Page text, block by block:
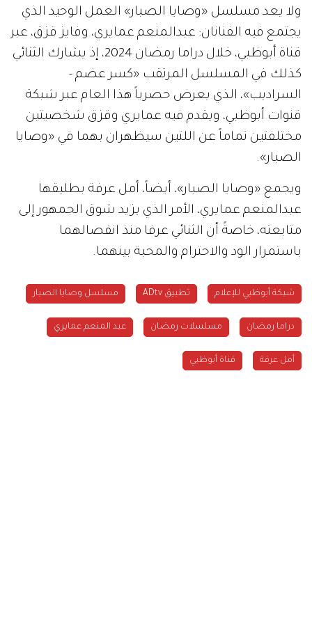
ولا يعد مسلسل «وصايا الصبار» العمل الوحيد الذي
يجتمع فيه الفنانان: عبدالمنعم عمايري، وفايز قزق، عبر
قناة أبوظبي، خلال دراما رمضان 2024، إذ يشارك الثنائي
كذلك في المسلسل المرتقب «كسر عضم -
السراديب»، الذي يعرض حصرياً هذا العام عبر شبكة
قنوات أبوظبي، ويقدم فيه عمايري وقزق شخصيتين
مختلفتين تماماً عن اللتين سيظهران بهما في «وصايا
الصبار».
ويجمع «وصايا الصبار»، أيضاً، أمل عرفة بطليقها
عبدالمنعم عمايري، الأمر الذي يزيد شوق الجمهور إلى
متابعته، خاصةً أن الثنائي عرفا منذ انفصالهما
باستمرار الود والاحترام والمحبة بينهما.
شبكة أبوظبي للإعلام تطبيق ADtv مسلسل وصايا الصبار
دراما رمضان مسلسلات رمضان عبد المنعم عمايري
أمل عرفة قناة أبوظبي